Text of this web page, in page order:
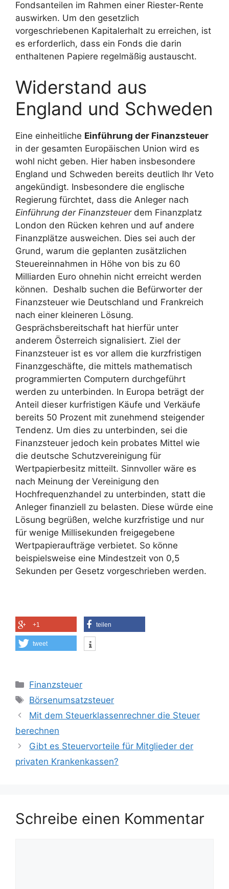
Fondsanteilen im Rahmen einer Riester-Rente
auswirken. Um den gesetzlich
vorgeschriebenen Kapitalerhalt zu erreichen, ist
es erforderlich, dass ein Fonds die darin
enthaltenen Papiere regelmäßig austauscht.
Widerstand aus
England und Schweden
Eine einheitliche Einführung der Finanzsteuer
in der gesamten Europäischen Union wird es
wohl nicht geben. Hier haben insbesondere
England und Schweden bereits deutlich Ihr Veto
angekündigt. Insbesondere die englische
Regierung fürchtet, dass die Anleger nach
Einführung der Finanzsteuerdem Finanzplatz
London den Rücken kehren und auf andere
Finanzplätze ausweichen. Dies sei auch der
Grund, warum die geplanten zusätzlichen
Steuereinnahmen in Höhe von bis zu 60
Milliarden Euro ohnehin nicht erreicht werden
können. Deshalb suchen die Befürworter der
Finanzsteuer wie Deutschland und Frankreich
nach einer kleineren Lösung.
Gesprächsbereitschaft hat hierfür unter
anderem Österreich signalisiert. Ziel der
Finanzsteuer ist es vor allem die kurzfristigen
Finanzgeschäfte, die mittels mathematisch
programmierten Computern durchgeführt
werden zu unterbinden. In Europa beträgt der
Anteil dieser kurfristigen Käufe und Verkäufe
bereits 50 Prozent mit zunehmend steigender
Tendenz. Um dies zu unterbinden, sei die
Finanzsteuer jedoch kein probates Mittel wie
die deutsche Schutzvereinigung für
Wertpapierbesitz mitteilt. Sinnvoller wäre es
nach Meinung der Vereinigung den
Hochfrequenzhandel zu unterbinden, statt die
Anleger finanziell zu belasten. Diese würde eine
Lösung begrüßen, welche kurzfristige und nur
für wenige Millisekunden freigegebene
Wertpapieraufträge verbietet. So könne
beispielsweise eine Mindestzeit von 0,5
Sekunden per Gesetz vorgeschrieben werden.
+1 teilen
tweet
Kategorien
Finanzsteuer
Schlagwörter
Börsenumsatzsteuer
Mit dem Steuerklassenrechner die Steuer
berechnen
Gibt es Steuervorteile für Mitglieder der
privaten Krankenkassen?
Schreibe einen Kommentar